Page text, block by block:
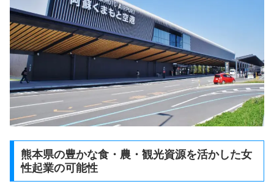
熊本県の豊かな食・農・観光資源を活かした女
性起業の可能性